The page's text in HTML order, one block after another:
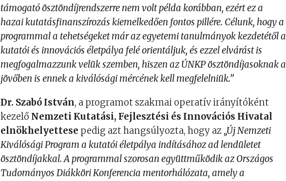
támogató ösztöndíjrendszerre nem volt példa korábban, ezért ez a
hazai kutatásfinanszírozás kiemelkedően fontos pillére. Célunk, hogy a
programmal a tehetségeket már az egyetemi tanulmányok kezdetétől a
kutatói és innovációs életpálya felé orientáljuk, és ezzel elvárást is
megfogalmazzunk velük szemben, hiszen az ÚNKP ösztöndíjasoknak a
jövőben is ennek a kiválósági mércének kell megfelelniük.”
Dr. Szabó István, a programot szakmai operatív irányítóként
kezelő Nemzeti Kutatási, Fejlesztési és Innovációs Hivatal
elnökhelyettese pedig azt hangsúlyozta, hogy az „Új Nemzeti
Kiválósági Program a kutatói életpálya indításához ad lendületet
ösztöndíjakkal. A programmal szorosan együttműködik az Országos
Tudományos Diákköri Konferencia mentorhálózata, amely a